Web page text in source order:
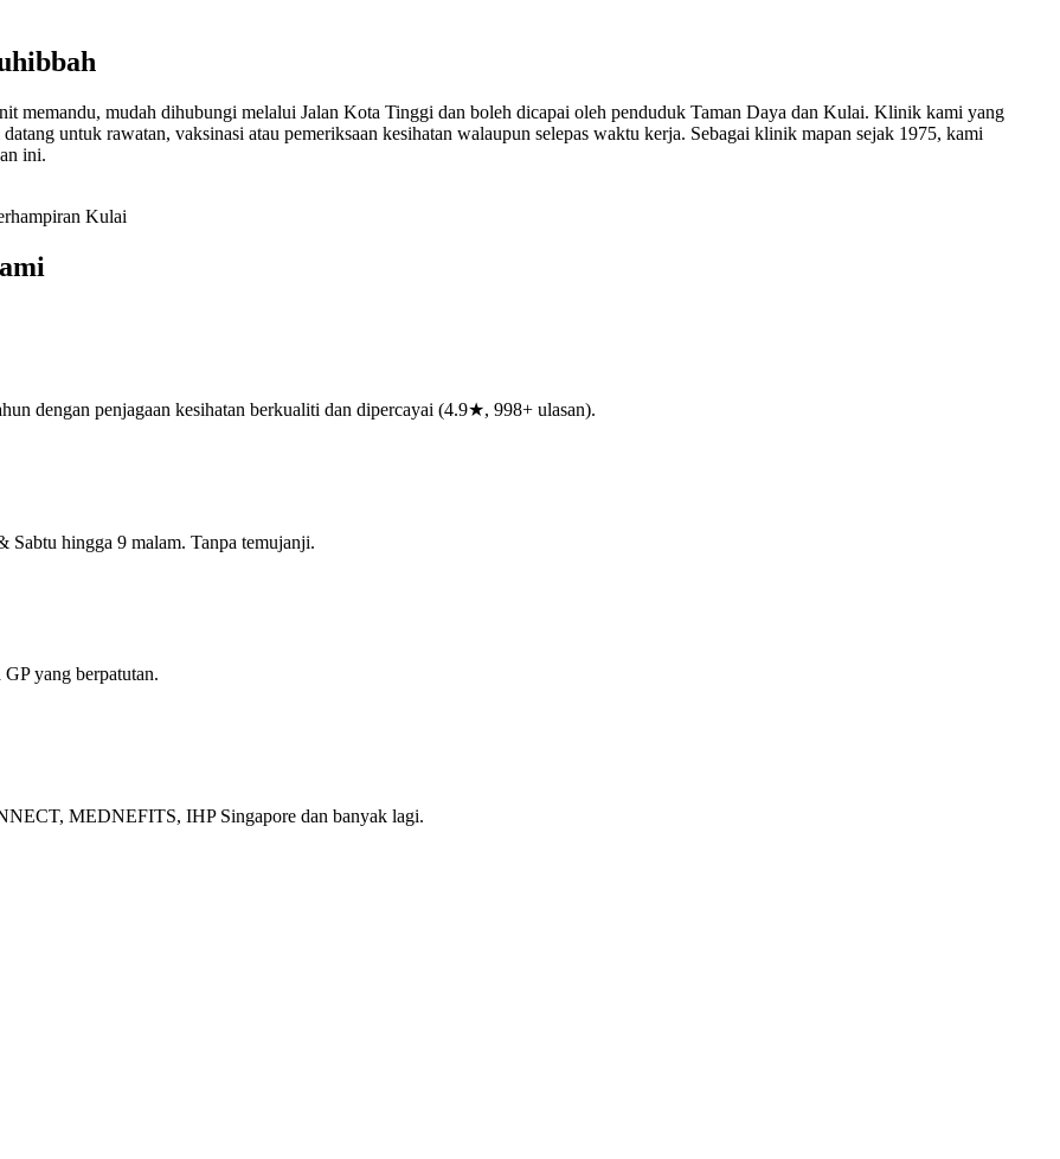
mudah dihubungi melalui Jalan Kota Tinggi dan boleh dicapai oleh penduduk Taman Daya dan Kulai. Klinik kami yang
untuk rawatan, vaksinasi atau pemeriksaan kesihatan walaupun selepas waktu kerja. Sebagai klinik mapan sejak 1975, kami
ini.
Kulai
dengan penjagaan kesihatan berkualiti dan dipercayai (4.9★, 998+ ulasan).
hingga 9 malam. Tanpa temujanji.
yang berpatutan.
MEDNEFITS, IHP Singapore dan banyak lagi.